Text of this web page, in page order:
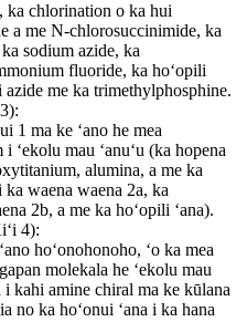
ka chlorination o ka hui
a me N-chlorosuccinimide, ka
sodium azide, ka
fluoride, ka hoʻopili
azide me ka trimethylphosphine.
1 ma ke ʻano he mea
i ʻekolu mau ʻanuʻu (ka hopena
alumina, a me ka
waena waena 2a, ka
2b, a me ka hoʻopili ʻana).
4):
hoʻonohonoho, ʻo ka mea
molekala he ʻekolu mau
i kahi amine chiral ma ke kūlana
no ka hoʻonui ʻana i ka hana